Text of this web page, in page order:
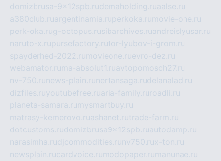
domizbrusa-9x12spb.rudemaholding.ruaalse.ru
a380club.ruargentinamia.ruperkoka.ru movie-one.ru
perk-oka.rug-octopus.rusibarchives.ruandreislyusar.ru
naruto-x.rupursefactory.rutor-lyubov-i-grom.ru
spayderhed-2022.ru movieone.ruevro-dez.ru
webamator.ru ma-absolut1.ruavtopomosch27.ru
nv-750.ru news-plain.ru nertansaga.rudelanalad.ru
dizfiles.ruyoutubefree.ruaria-family.ru roadli.ru
planeta-samara.ru mysmartbuy.ru
matrasy-kemerovo.ruashanet.rutrade-farm.ru
dotcustoms.rudomizbrusa9x12spb.ruautodamp.ru
narasimha.rudjcommodities.ru nv750.rux-ton.ru
newsplain.rucardvoice.ru modopaper.ru manunae.ru